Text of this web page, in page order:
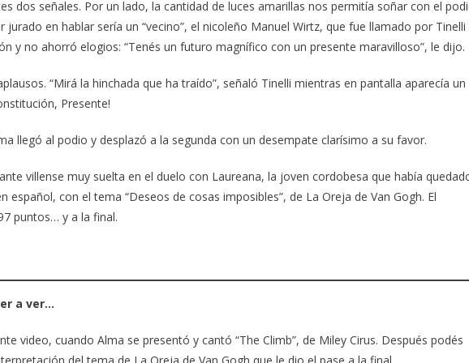
dos señales. Por un lado, la cantidad de luces amarillas nos permitía soñar con el
en hablar sería un “vecino”, el nicoleño Manuel Wirtz, que fue llamado por Tinelli
y no ahorró elogios: “Tenés un futuro magnífico con un presente maravilloso”, le dijo.
“Mirá la hinchada que ha traído”, señaló Tinelli mientras en pantalla aparecía un
Presente!
llegó al podio y desplazó a la segunda con un desempate clarísimo a su favor.
villense muy suelta en el duelo con Laureana, la joven cordobesa que había
español, con el tema “Deseos de cosas imposibles”, de La Oreja de Van Gogh. El
puntos… y a la final.
a ver…
video, cuando Alma se presentó y cantó “The Climb”, de Miley Cirus. Después podés
del tema de La Oreja de Van Gogh que le dio el pase a la final.